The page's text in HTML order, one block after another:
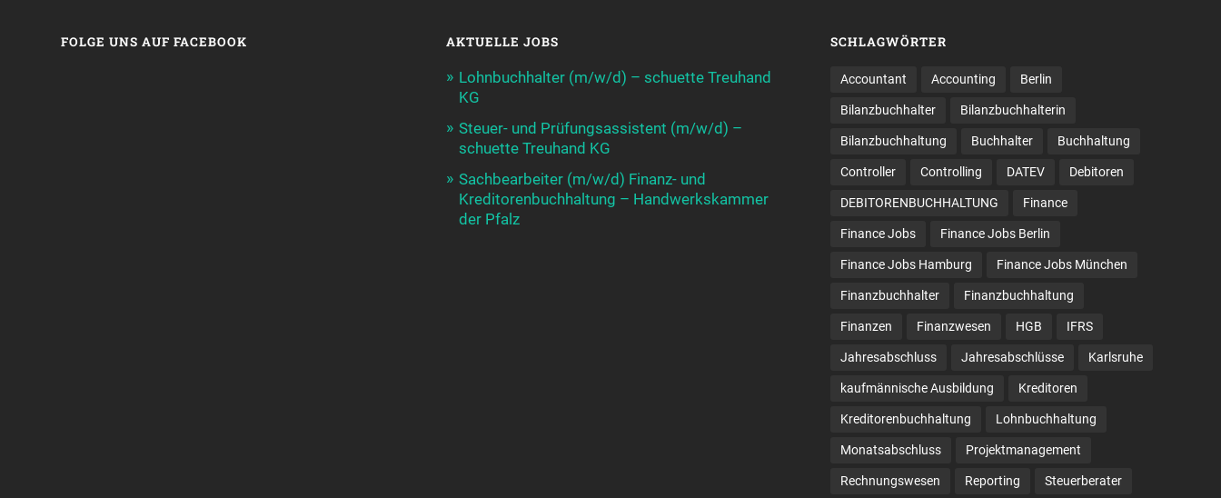
FOLGE UNS AUF FACEBOOK AKTUELLE JOBS
Lohnbuchhalter (m/w/d) – schuette Treuhand
KG
Steuer- und Prüfungsassistent (m/w/d) –
schuette Treuhand KG
Sachbearbeiter (m/w/d) Finanz- und
Kreditorenbuchhaltung – Handwerkskammer
der Pfalz
SCHLAGWÖRTER
Accountant Accounting Berlin
Bilanzbuchhalter Bilanzbuchhalterin
Bilanzbuchhaltung Buchhalter Buchhaltung
Controller Controlling DATEV Debitoren
DEBITORENBUCHHALTUNG Finance
Finance Jobs Finance Jobs Berlin
Finance Jobs Hamburg Finance Jobs München
Finanzbuchhalter Finanzbuchhaltung
Finanzen Finanzwesen HGB IFRS
Jahresabschluss Jahresabschlüsse Karlsruhe
kaufmännische Ausbildung Kreditoren
Kreditorenbuchhaltung Lohnbuchhaltung
Monatsabschluss Projektmanagement
Rechnungswesen Reporting Steuerberater